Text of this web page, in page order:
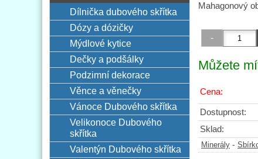
Mahagonový
Můžete
Cena:
Dostupnost:
Sklad:
Minerály -
Dílnička dubového skřítka
Dózy a dózičky
Mýdlové kytice
Dečky a podšálky
Podzimní dekorace
Věnce a věnečky
Vánoce Dubového skřítka
Velikonoce Dubového
skřítka
Valentýn Dubového skřítka